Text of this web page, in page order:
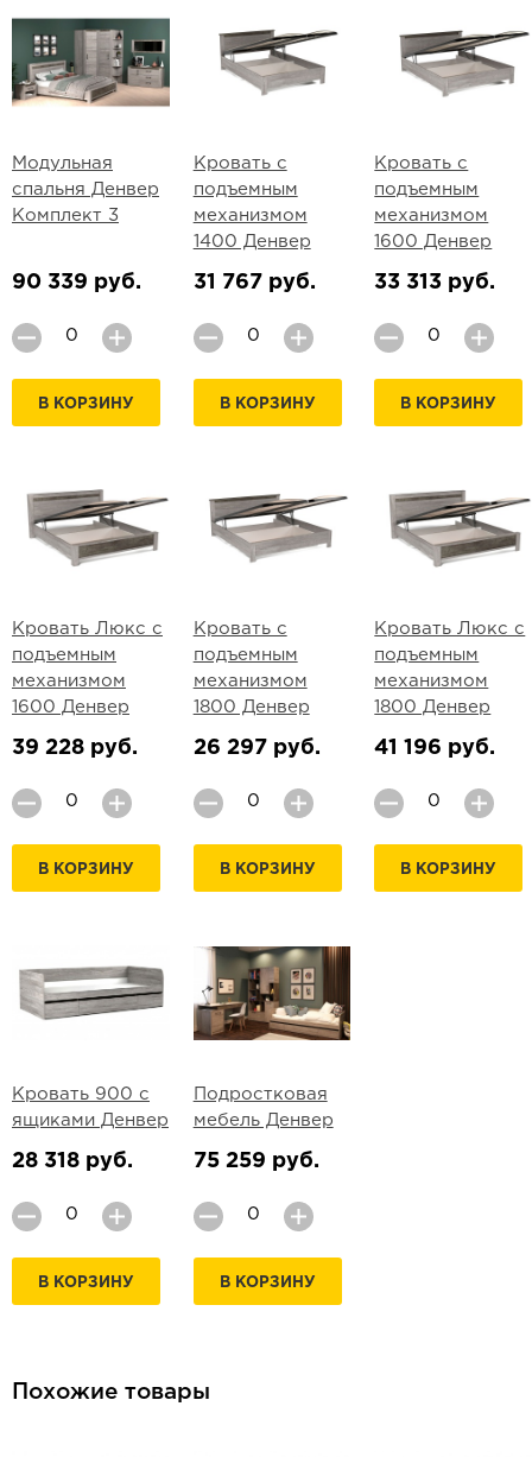
Модульная
спальня Денвер
Комплект 3
90 339 руб.
В КОРЗИНУ
Кровать с
подъемным
механизмом
1400 Денвер
31 767 руб.
В КОРЗИНУ
Кровать с
подъемным
механизмом
1600 Денвер
33 313 руб.
В КОРЗИНУ
Кровать Люкс с
подъемным
механизмом
1600 Денвер
39 228 руб.
В КОРЗИНУ
Кровать с
подъемным
механизмом
1800 Денвер
26 297 руб.
В КОРЗИНУ
Кровать Люкс с
подъемным
механизмом
1800 Денвер
41 196 руб.
В КОРЗИНУ
Кровать 900 с
ящиками Денвер
28 318 руб.
В КОРЗИНУ
Подростковая
мебель Денвер
75 259 руб.
В КОРЗИНУ
Похожие товары